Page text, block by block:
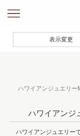
ハワイアンジュエリー
ハワイアンジ
ハワイアンジュエリー
表示変更